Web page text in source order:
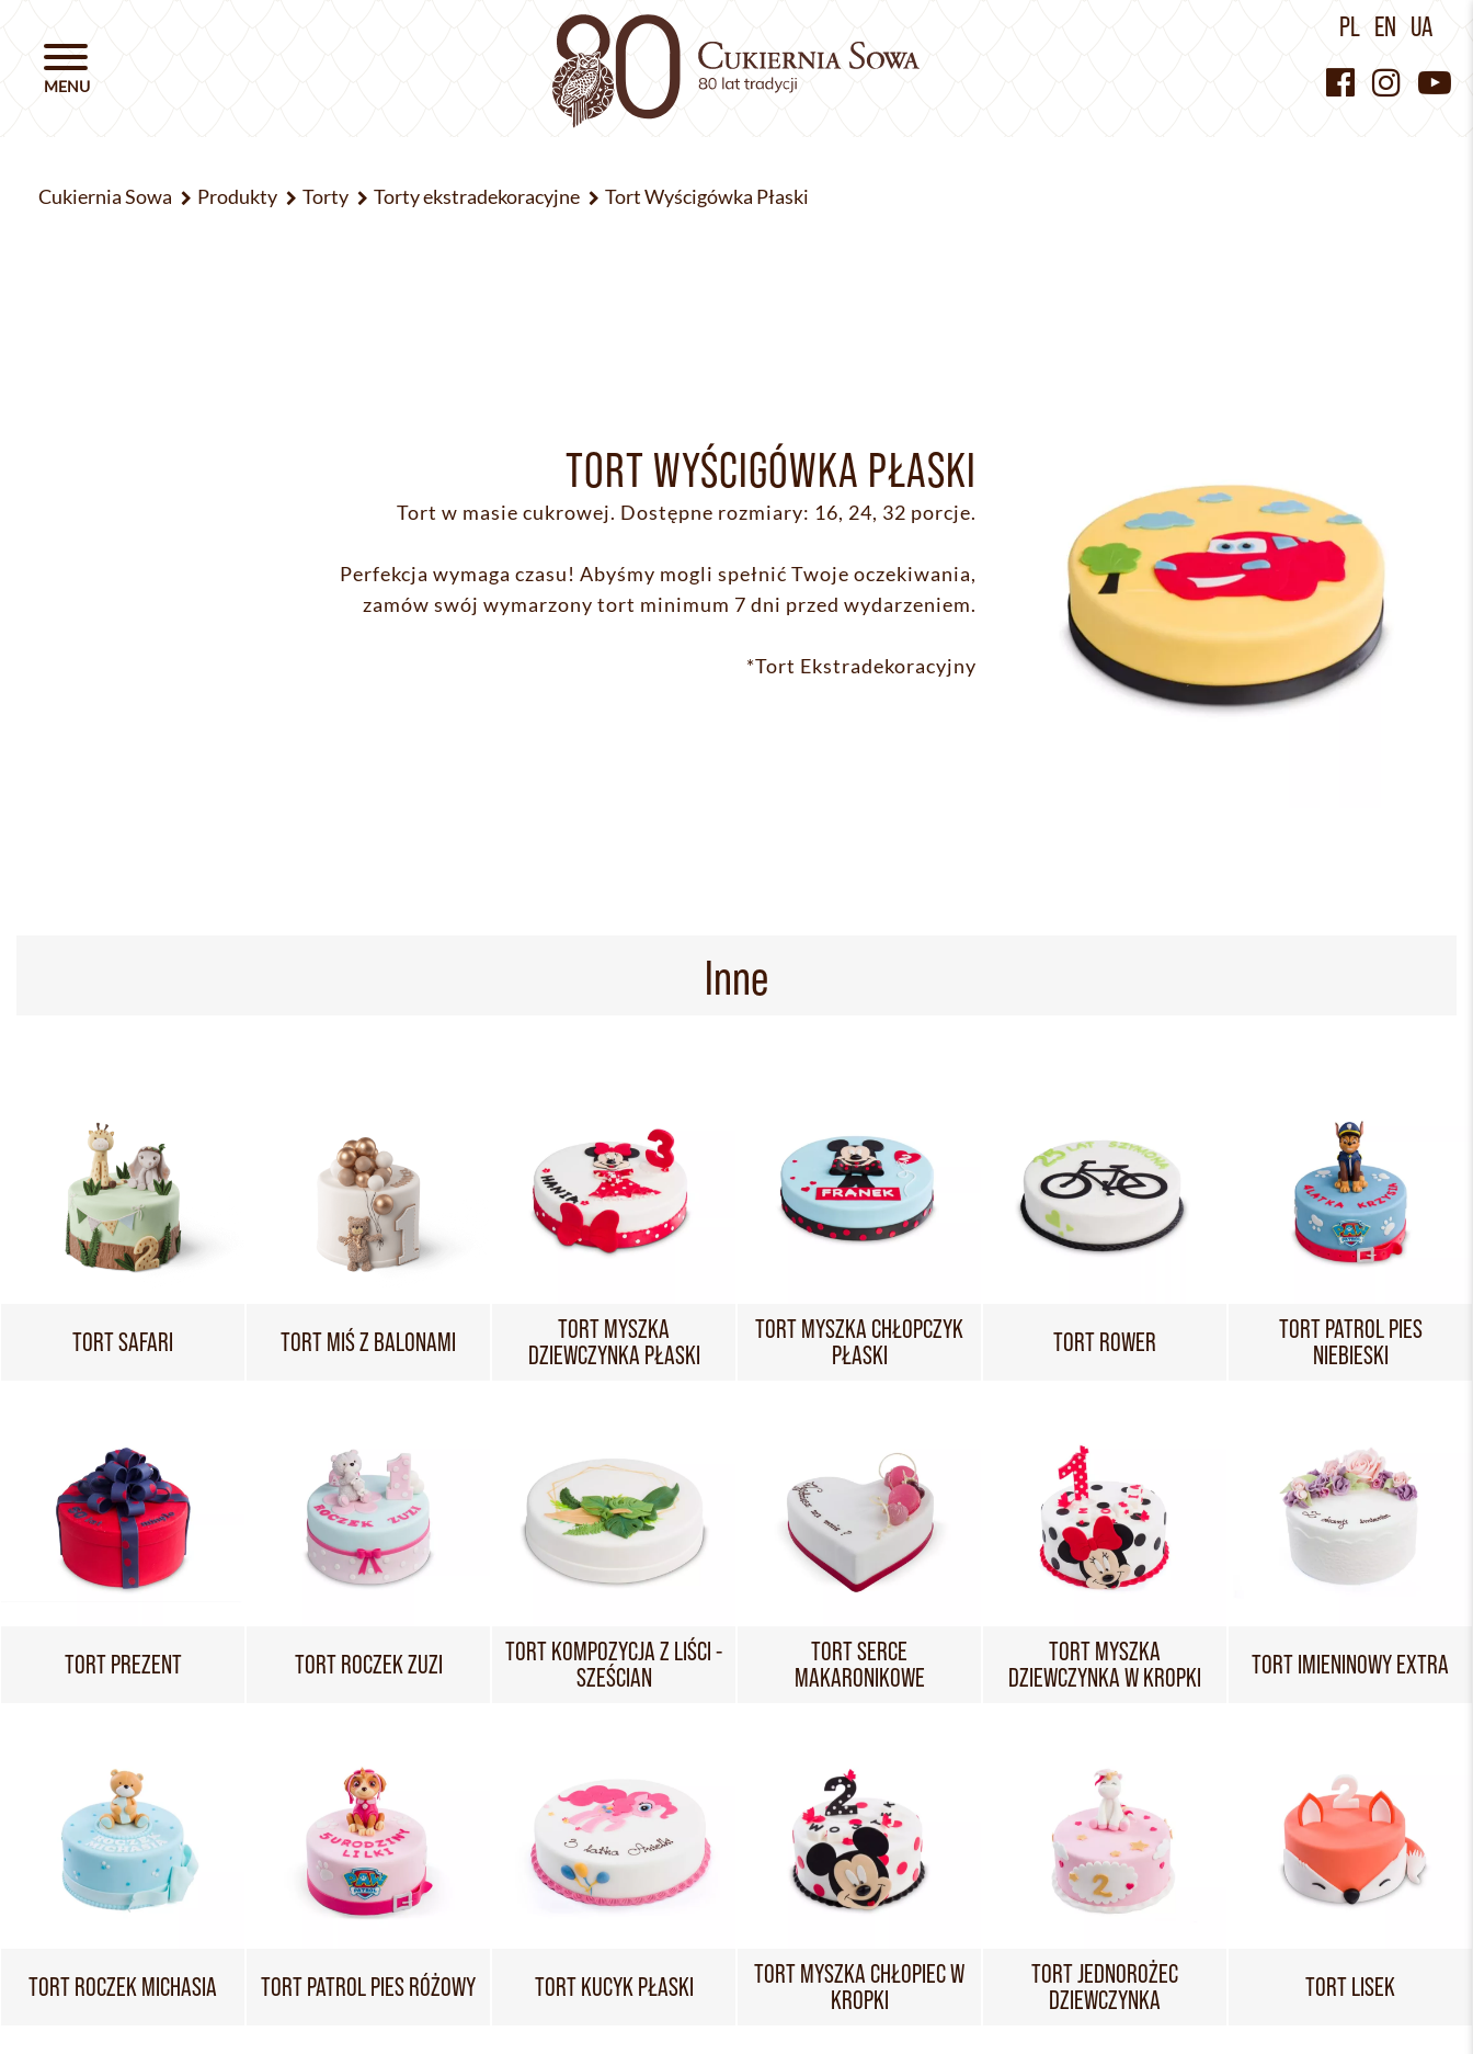
PL EN UA
Cukiernia Sowa Produkty Torty Torty ekstradekoracyjne Tort Wyścigówka Płaski
TORT WYŚCIGÓWKA PŁASKI
Tort w masie cukrowej. Dostępne rozmiary: 16, 24, 32 porcje.
Perfekcja wymaga czasu! Abyśmy mogli spełnić Twoje oczekiwania,
zamów swój wymarzony tort minimum 7 dni przed wydarzeniem.
*Tort Ekstradekoracyjny
Inne
TORT SAFARI TORT MIŚ Z BALONAMI
TORT MYSZKA
DZIEWCZYNKA PŁASKI
TORT MYSZKA CHŁOPCZYK
PŁASKI
TORT ROWER
TORT PATROL PIES
NIEBIESKI
TORT PREZENT TORT ROCZEK ZUZI
TORT KOMPOZYCJA Z LIŚCI -
SZEŚCIAN
TORT SERCE
MAKARONIKOWE
TORT MYSZKA
DZIEWCZYNKA W KROPKI
TORT IMIENINOWY EXTRA
TORT ROCZEK MICHASIA TORT PATROL PIES RÓŻOWY TORT KUCYK PŁASKI
TORT MYSZKA CHŁOPIEC W
KROPKI
TORT JEDNOROŻEC
DZIEWCZYNKA
TORT LISEK